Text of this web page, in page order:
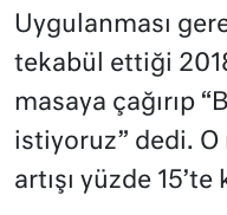
Uygulanması
tekabül ettiği
masaya çağırıp
istiyoruz” dedi.
artışı yüzde 15’te